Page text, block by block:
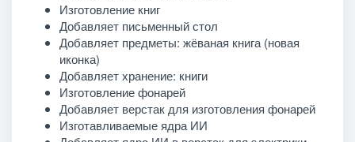
Изготовление книг
Добавляет письменный стол
Добавляет предметы: жёваная книга (новая
иконка)
Добавляет хранение: книги
Изготовление фонарей
Добавляет верстак для изготовления фонарей
Изготавливаемые ядра ИИ